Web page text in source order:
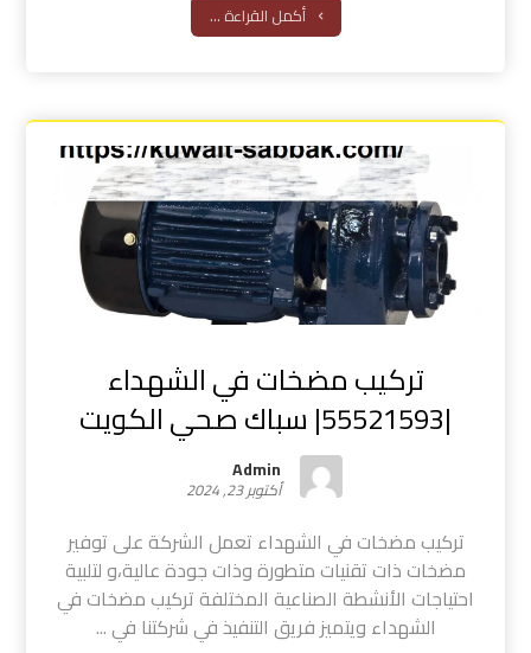
أكمل القراءة ...
تركيب مضخات في الشهداء
|55521593| سباك صحي الكويت
Admin
أكتوبر 23, 2024
تركيب مضخات في الشهداء تعمل الشركة على توفير
مضخات ذات تقنيات متطورة وذات جودة عالية،و لتلبية
احتياجات الأنشطة الصناعية المختلفة تركيب مضخات في
الشهداء ويتميز فريق التنفيذ في شركتنا في ...